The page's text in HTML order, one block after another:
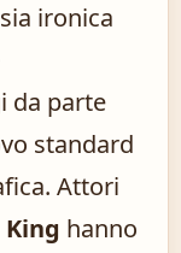
ironica
da parte
standard
Attori
King hanno